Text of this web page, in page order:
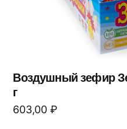
Воздушный зефир
г
603,00 ₽